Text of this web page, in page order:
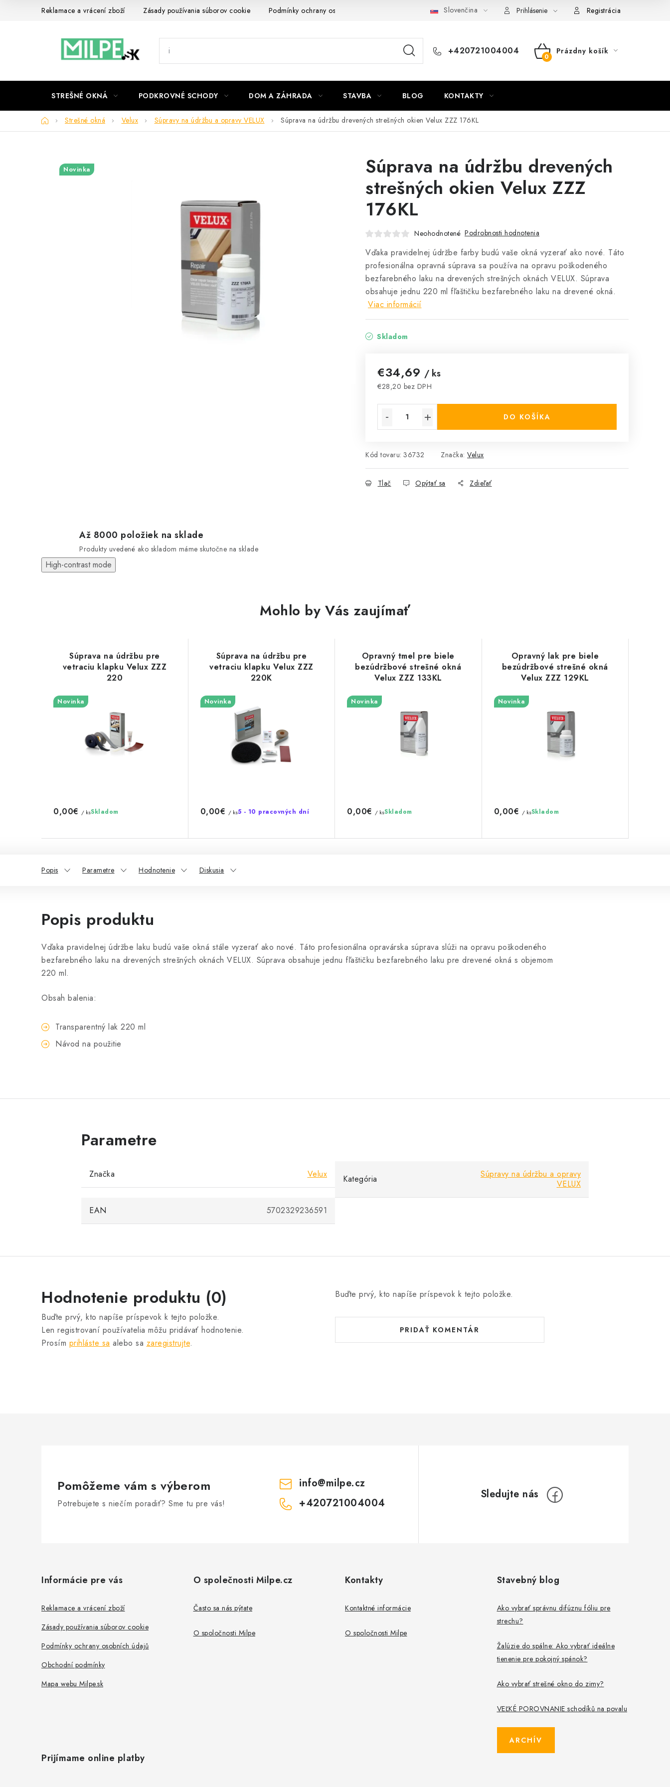
Reklamace a vrácení zboží Zásady používania súborov cookie Podmínky ochrany osobních údajů Obchodní podmínky Mapa webu Milpe.sk
Slovenčina Prihlásenie Registrácia
+420721004004
NÁKUPNÝ
Prázdny košík
STREŠNÉ OKNÁ PODKROVNÉ SCHODY DOM A ZÁHRADA STAVBA BLOG KONTAKTY
DomovStrešné okná Velux Súpravy na údržbu a opravy VELUX Súprava na údržbu drevených strešných okien Velux ZZZ 176KL
Súprava na údržbu drevených
strešných okien Velux ZZZ
176KL
Neohodnotené Podrobnosti hodnotenia
Vďaka pravidelnej údržbe farby budú vaše okná vyzerať ako nové. Táto
profesionálna opravná súprava sa používa na opravu poškodeného
bezfarebného laku na drevených strešných oknách VELUX. Súprava
obsahuje jednu 220 ml fľaštičku bezfarebného laku na drevené okná.
Viac informácií
Skladom
€34,69 / ks
€28,20 bez DPH
DO KOŠÍKA
Kód tovaru: 36732 Značka: Velux
Tlač Opýtať sa Zdieľať
Novinka
Až 8000 položiek na sklade
Produkty uvedené ako skladom máme skutočne na sklade
High-contrast mode
Mohlo by Vás zaujímať
Súprava na údržbu pre
vetraciu klapku Velux ZZZ
220
Novinka
0,00€ / ksSkladom
Súprava na údržbu pre
vetraciu klapku Velux ZZZ
220K
Novinka
0,00€ / ks5 - 10 pracovných dní
Opravný tmel pre biele
bezúdržbové strešné okná
Velux ZZZ 133KL
Novinka
0,00€ / ksSkladom
Opravný lak pre biele
bezúdržbové strešné okná
Velux ZZZ 129KL
Novinka
0,00€ / ksSkladom
Popis Parametre Hodnotenie Diskusia
Popis produktu
Vďaka pravidelnej údržbe laku budú vaše okná stále vyzerať ako nové. Táto profesionálna opravárska súprava slúži na opravu poškodeného
bezfarebného laku na drevených strešných oknách VELUX. Súprava obsahuje jednu fľaštičku bezfarebného laku pre drevené okná s objemom
220 ml.
Obsah balenia:
Transparentný lak 220 ml
Návod na použitie
Značka Velux Kategória
Súpravy na údržbu a opravy
VELUX
EAN 5702329236591
Hodnotenie produktu (0)
Buďte prvý, kto napíše príspevok k tejto položke.
Len registrovaní používatelia môžu pridávať hodnotenie.
Prosím prihláste sa alebo sa zaregistrujte.
Buďte prvý, kto napíše príspevok k tejto položke.
PRIDAŤ KOMENTÁR
Pomôžeme vám s výberom
Potrebujete s niečím poradiť? Sme tu pre vás!
info@milpe.cz
+420721004004
Informácie pre vás
Reklamace a vrácení zboží
Zásady používania súborov cookie
Podmínky ochrany osobních údajů
Obchodní podmínky
Mapa webu Milpe.sk
O společnosti Milpe.cz
Často sa nás pýtate
O spoločnosti Milpe
Kontakty
Kontaktné informácie
O spoločnosti Milpe
Stavebný blog
Ako vybrať správnu difúznu fóliu pre
strechu?
Žalúzie do spálne: Ako vybrať ideálne
tienenie pre pokojný spánok?
Ako vybrať strešné okno do zimy?
VEĽKÉ POROVNANIE schodíků na povalu
ARCHÍV
Prijímame online platby